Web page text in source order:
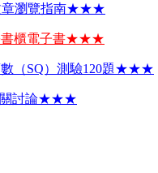
章瀏覽指南★★★
書櫃電子書★★★
（SQ）測驗120題★★★
關討論★★★